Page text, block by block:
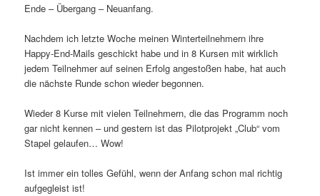
Ende – Übergang – Neuanfang.
Nachdem ich letzte Woche meinen Winterteilnehmern ihre
Happy-End-Mails geschickt habe und in 8 Kursen mit wirklich
jedem Teilnehmer auf seinen Erfolg angestoßen habe, hat auch
die nächste Runde schon wieder begonnen.
Wieder 8 Kurse mit vielen Teilnehmern, die das Programm noch
gar nicht kennen – und gestern ist das Pilotprojekt „Club“ vom
Stapel gelaufen… Wow!
Ist immer ein tolles Gefühl, wenn der Anfang schon mal richtig
aufgegleist ist!